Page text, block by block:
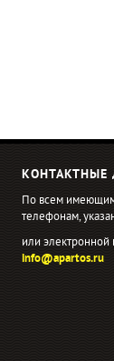
КОНТАКТНЫЕ
По всем
телефонам,
или электронной
info@apartos.ru